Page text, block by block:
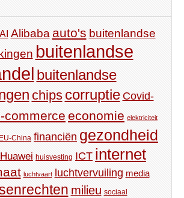
AI Alibaba auto's buitenlandse
buitenlandse
buitenlandse
chips corruptie Covid-
commerce economie elektriciteit
EU-China financiën gezondheid
Huawei huisvesting ICT internet
luchtvaart luchtvervuiling media
milieu sociaal